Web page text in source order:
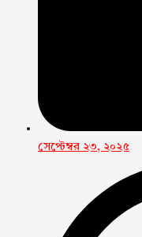
সেপ্টেম্বর ২৩, ২০২৫